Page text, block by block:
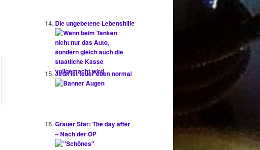
Die ungebetene Lebenshilfe
Jetzt ist teuer eben normal
Grauer Star: The day after
– Nach der OP